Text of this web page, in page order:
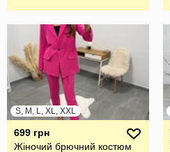
S, M, L, XL, XXL
699 грн
Жіночий брючний костюм